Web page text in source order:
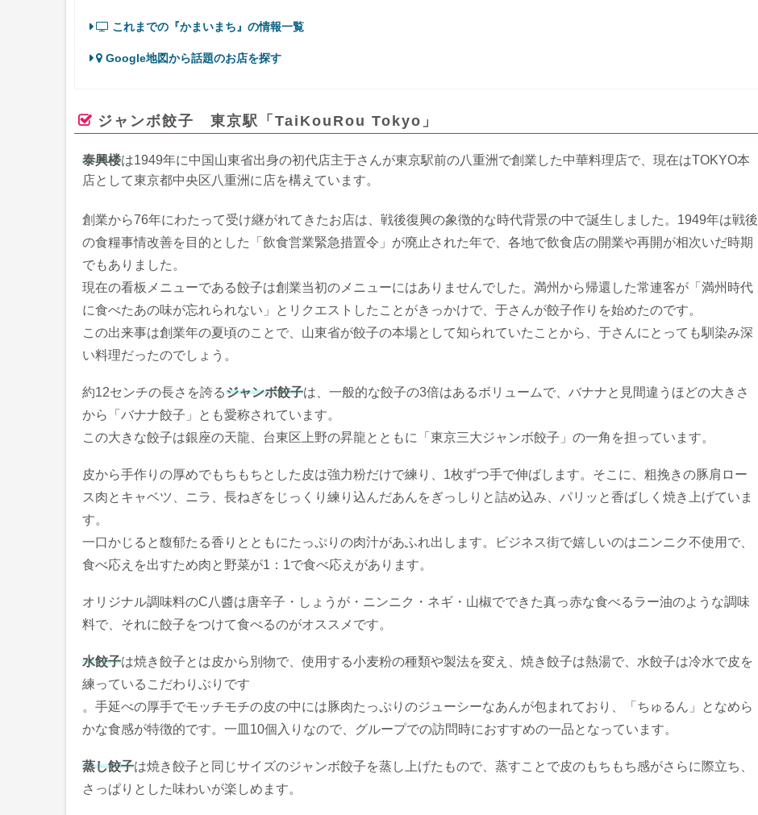
これまでの『かまいまち』の情報一覧
Google地図から話題のお店を探す
ジャンボ餃子 東京駅「TaiKouRou Tokyo」
泰興楼は1949年に中国山東省出身の初代店主于さんが東京駅前の八重洲で創業した中華料理店で、現在はTOKYO本
店として東京都中央区八重洲に店を構えています。
創業から76年にわたって受け継がれてきたお店は、戦後復興の象徴的な時代背景の中で誕生しました。1949年は戦後
の食糧事情改善を目的とした「飲食営業緊急措置令」が廃止された年で、各地で飲食店の開業や再開が相次いだ時期
でもありました。
現在の看板メニューである餃子は創業当初のメニューにはありませんでした。満州から帰還した常連客が「満州時代
に食べたあの味が忘れられない」とリクエストしたことがきっかけで、于さんが餃子作りを始めたのです。
この出来事は創業年の夏頃のことで、山東省が餃子の本場として知られていたことから、于さんにとっても馴染み深
い料理だったのでしょう。
約12センチの長さを誇るジャンボ餃子は、一般的な餃子の3倍はあるボリュームで、バナナと見間違うほどの大きさ
から「バナナ餃子」とも愛称されています。
この大きな餃子は銀座の天龍、台東区上野の昇龍とともに「東京三大ジャンボ餃子」の一角を担っています。
皮から手作りの厚めでもちもちとした皮は強力粉だけで練り、1枚ずつ手で伸ばします。そこに、粗挽きの豚肩ロー
ス肉とキャベツ、ニラ、長ねぎをじっくり練り込んだあんをぎっしりと詰め込み、パリッと香ばしく焼き上げていま
す。
一口かじると馥郁たる香りとともにたっぷりの肉汁があふれ出します。ビジネス街で嬉しいのはニンニク不使用で、
食べ応えを出すため肉と野菜が1：1で食べ応えがあります。
オリジナル調味料のC八醬は唐辛子・しょうが・ニンニク・ネギ・山椒でできた真っ赤な食べるラー油のような調味
料で、それに餃子をつけて食べるのがオススメです。
水餃子は焼き餃子とは皮から別物で、使用する小麦粉の種類や製法を変え、焼き餃子は熱湯で、水餃子は冷水で皮を
練っているこだわりぶりです
。手延べの厚手でモッチモチの皮の中には豚肉たっぷりのジューシーなあんが包まれており、「ちゅるん」となめら
かな食感が特徴的です。一皿10個入りなので、グループでの訪問時におすすめの一品となっています。
蒸し餃子は焼き餃子と同じサイズのジャンボ餃子を蒸し上げたもので、蒸すことで皮のもちもち感がさらに際立ち、
さっぱりとした味わいが楽しめます。